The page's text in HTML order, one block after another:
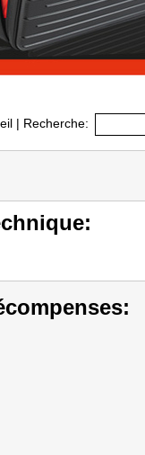
| Recherche: